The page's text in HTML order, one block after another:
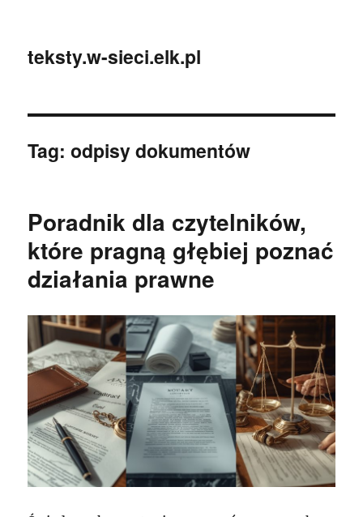
teksty.w-sieci.elk.pl
Tag:odpisy dokumentów
Poradnik dla czytelników,
które pragną głębiej poznać
działania prawne